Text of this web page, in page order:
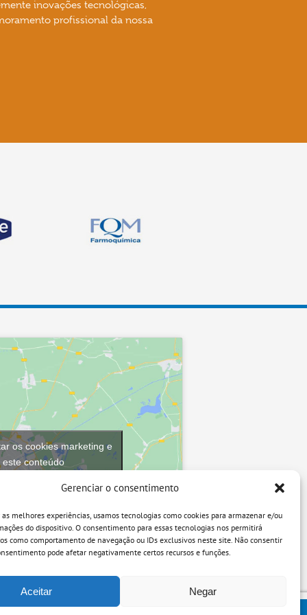
Gerenciar o consentimento
melhores experiências, usamos tecnologias como cookies para armazenar e/ou
do dispositivo. O consentimento para essas tecnologias nos permitirá
como comportamento de navegação ou IDs exclusivos neste site. Não consentir
pode afetar negativamente certos recursos e funções.
Aceitar Negar
inovações tecnológicas,
profissional da nossa
os cookies marketing e
este conteúdo